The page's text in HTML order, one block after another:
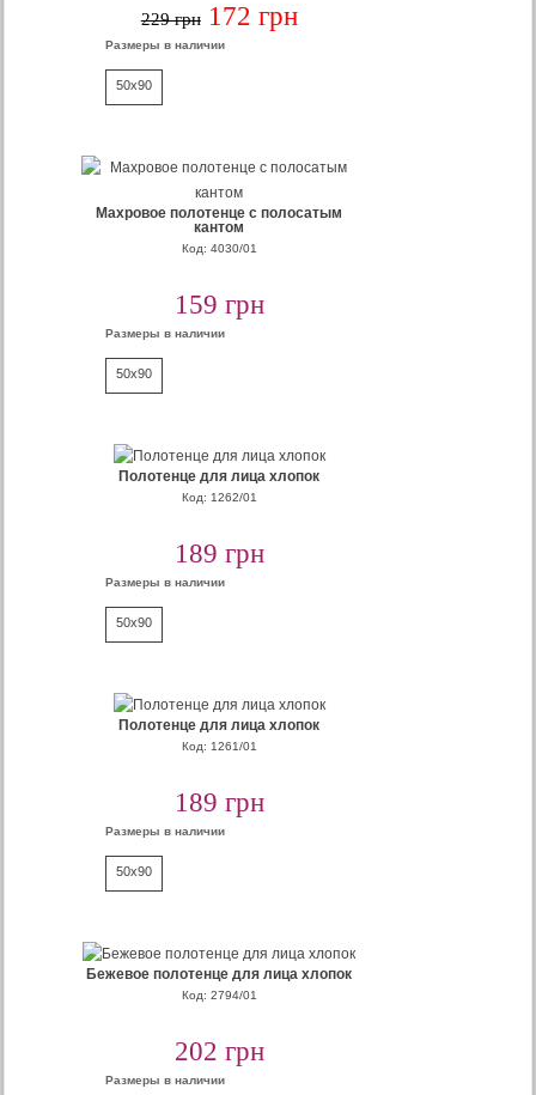
229 грн 172 грн
Размеры в наличии
50x90
Махровое полотенце с полосатым
кантом
Код: 4030/01
159 грн
Размеры в наличии
50x90
Полотенце для лица хлопок
Код: 1262/01
189 грн
Размеры в наличии
50x90
Полотенце для лица хлопок
Код: 1261/01
189 грн
Размеры в наличии
50x90
Бежевое полотенце для лица хлопок
Код: 2794/01
202 грн
Размеры в наличии